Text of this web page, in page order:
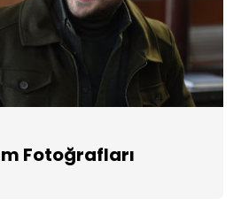
Fotoğrafları